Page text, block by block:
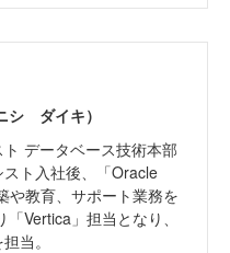
シ ダイキ）
データベース技術本部
ト入社後、「Oracle
や教育、サポート業務を
Vertica」担当となり、
当。